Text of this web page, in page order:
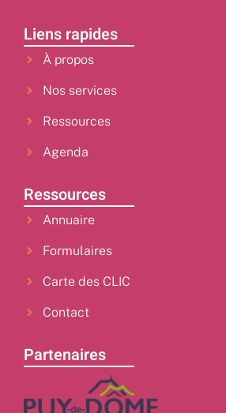
Liens rapides
À propos
Nos services
Ressources
Agenda
Ressources
Annuaire
Formulaires
Carte des CLIC
Contact
Partenaires